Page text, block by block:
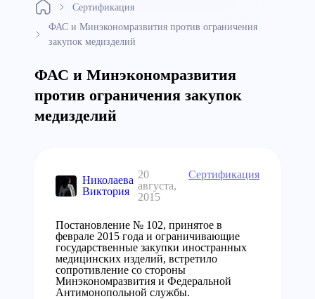
Сертификация
ФАС и Минэкономразвития против ограничения
закупок медизделий
ФАС и Минэкономразвития
против ограничения закупок
медизделий
Николаева
Виктория
20
августа,
2015
Сертификация
Постановление № 102, принятое в
феврале 2015 года и ограничивающие
государственные закупки иностранных
медицинских изделий, встретило
сопротивление со стороны
Минэкономразвития и Федеральной
Антимонопольной службы.